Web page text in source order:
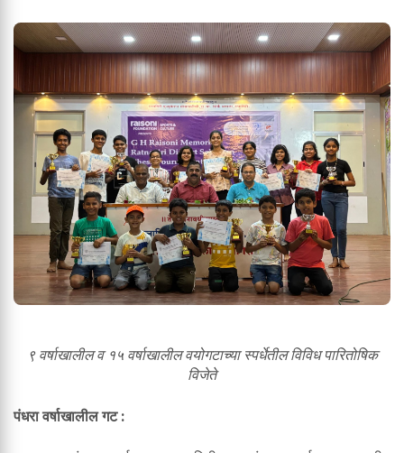
९ वर्षाखालील व १५ वर्षाखालील वयोगटाच्या स्पर्धेतील विविध पारितोषिक
विजेते
पंधरा वर्षाखालील गट :